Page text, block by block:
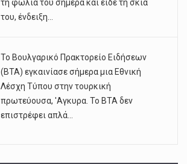
τη φωλιά του σήμερα και είδε τη σκιά
του, ένδειξη...
Το Βουλγαρικό Πρακτορείο Ειδήσεων
(ΒΤΑ) εγκαινίασε σήμερα μια Εθνική
Λέσχη Τύπου στην τουρκική
πρωτεύουσα, 'Αγκυρα. Το ΒΤΑ δεν
επιστρέφει απλά...